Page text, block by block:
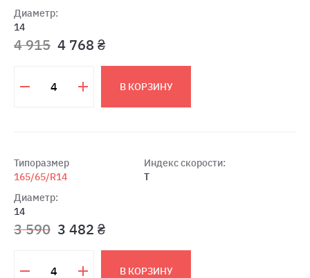
Диаметр:
14
4 915 4 768 ₴
В КОРЗИНУ
Типоразмер
165/65/R14
Диаметр:
14
Индекс скорости:
T
3 590 3 482 ₴
В КОРЗИНУ